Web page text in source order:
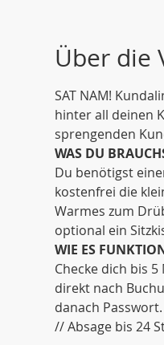
Über die
SAT NAM!
hinter all deinen
sprengenden
WAS DU
Du benötigst
kostenfrei die
Warmes zum
optional ein
WIE ES
Checke dich bis
direkt nach
danach
// Absage bis 24